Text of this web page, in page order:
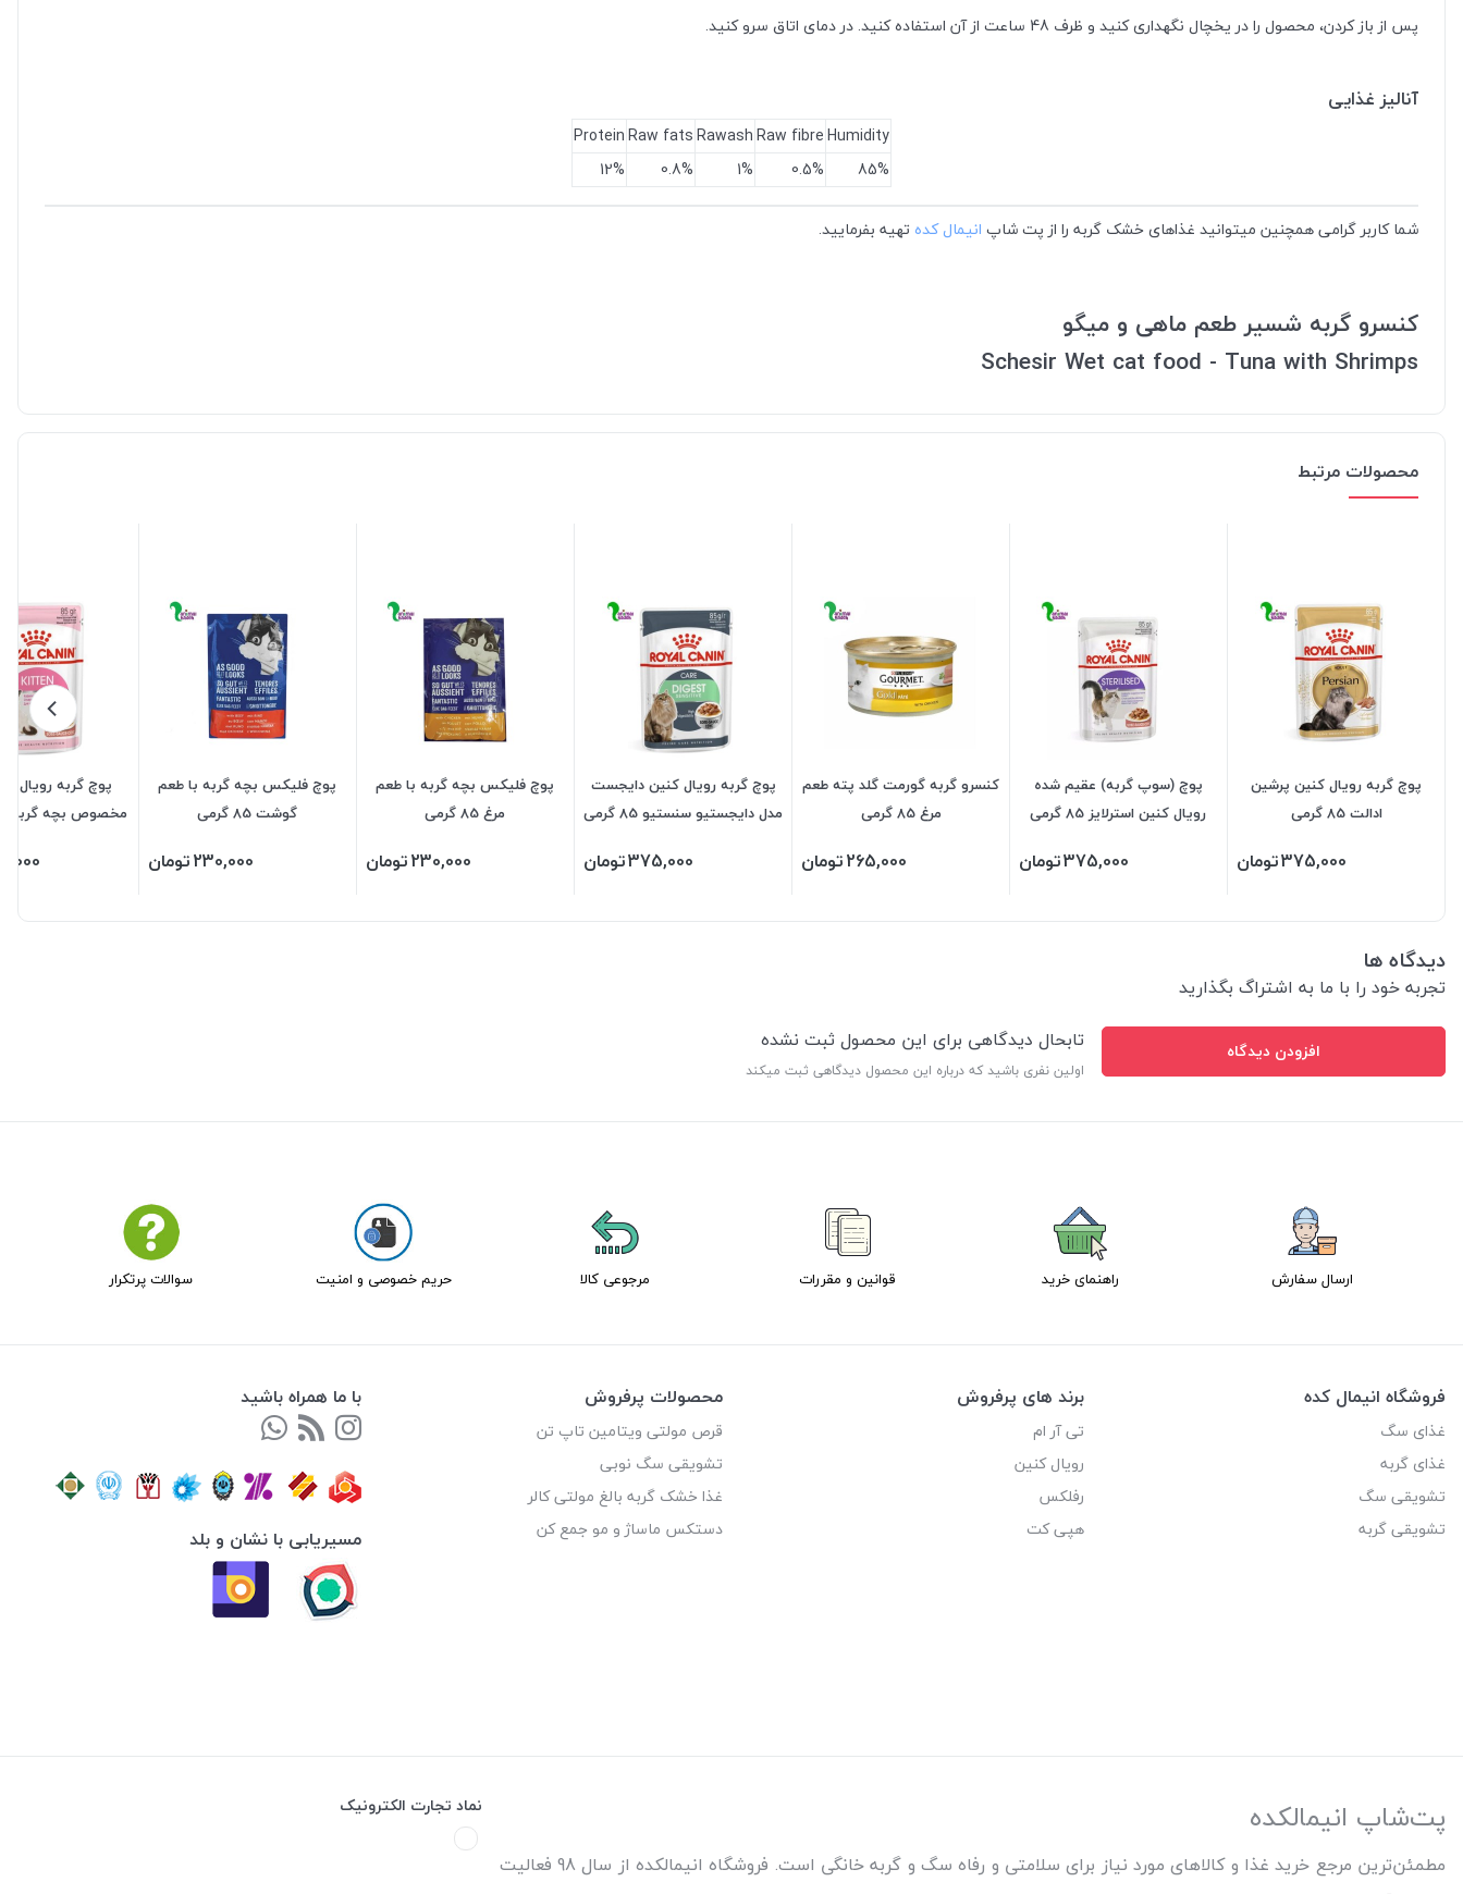
پس از باز کردن، محصول را در یخچال نگهداری کنید و ظرف 48 ساعت از آن استفاده کنید. در دمای اتاق سرو کنید.
آنالیز غذایی
Humidity
Raw fibre
Rawash
Raw fats
Protein
85%
0.5%
1%
0.8%
12%
شما کاربر گرامی همچنین میتوانید غذاهای خشک گربه را از پت شاپ انیمال کده تهیه بفرمایید.
کنسرو گربه شسیر طعم ماهی و میگو
Schesir Wet cat food - Tuna with Shrimps
محصولات مرتبط
پوچ گربه رویال کنین پرشین
ادالت 85 گرمی
375,000تومان
پوچ (سوپ گربه) عقیم شده
رویال کنین استرلایز 85 گرمی
375,000تومان
کنسرو گربه گورمت گلد پته طعم
مرغ 85 گرمی
265,000تومان
پوچ گربه رویال کنین دایجست
مدل دایجستیو سنستیو 85 گرمی
375,000تومان
پوچ فلیکس بچه گربه با طعم
مرغ 85 گرمی
230,000تومان
پوچ فلیکس بچه گربه با طعم
گوشت 85 گرمی
230,000تومان
پوچ گربه رویال
مخصوص بچه گربه ها 85
دیدگاه ها
تجربه خود را با ما به اشتراگ بگذارید
افزودن دیدگاه تابحال دیدگاهی برای این محصول ثبت نشده
اولین نفری باشید که درباره این محصول دیدگاهی ثبت میکند
ارسال سفارش راهنمای خرید قوانین و مقررات مرجوعی کالا حریم خصوصی و امنیت سوالات پرتکرار
فروشگاه انیمال کده
غذای سگ
غذای گربه
تشویقی سگ
تشویقی گربه
برند های پرفروش
تی آر ام
رویال کنین
رفلکس
هپی کت
محصولات پرفروش
قرص مولتی ویتامین تاپ تن
تشویقی سگ نوبی
غذا خشک گربه بالغ مولتی کالر
دستکس ماساژ و مو جمع کن
با ما همراه باشید
مسیریابی با نشان و بلد
پت‌شاپ انیمالکده
مطمئن‌ترین مرجع خرید غذا و کالاهای مورد نیاز برای سلامتی و رفاه سگ و گربه خانگی است. فروشگاه انیمالکده از سال 98 فعالیت
نماد تجارت الکترونیک